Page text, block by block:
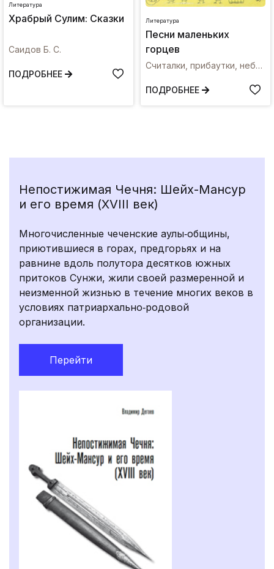
Литература
Храбрый Сулим: Сказки
Саидов Б. С.
ПОДРОБНЕЕ
Литература
Песни маленьких
горцев
Считалки, прибаутки, небылицы народов Северного Кавказа / перевод Н. Гребнева
ПОДРОБНЕЕ
Непостижимая Чечня: Шейх-Мансур
и его время (XVIII век)
Многочисленные чеченские аулы‑общины,
приютившиеся в горах, предгорьях и на
равнине вдоль полутора десятков южных
притоков Сунжи, жили своей размеренной и
неизменной жизнью в течение многих веков в
условиях патриархально‑родовой
организации.
Перейти